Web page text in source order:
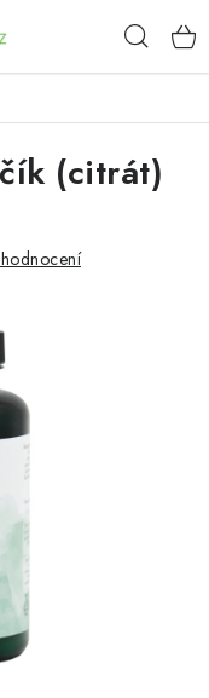
(citrát)